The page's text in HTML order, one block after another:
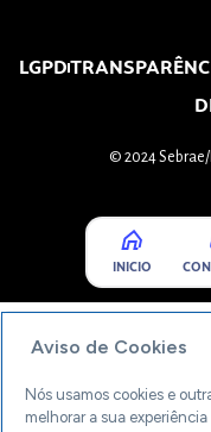
LGPD
© 2024
INICIO
Aviso de Cookies
Nós usamos cookies e
melhorar a sua